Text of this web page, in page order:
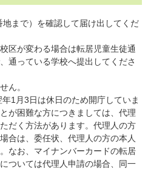
まで）を確認して届け出してくだ
区が変わる場合は転居児童生徒通
通っている学校へ提出してくださ
ん。
1月3日は休日のため開庁していま
が困難な方につきましては、代理
だく方法があります。代理人の方
合は、委任状、代理人の方の本人
なお、マイナンバーカードの転居
ついては代理人申請の場合、同一